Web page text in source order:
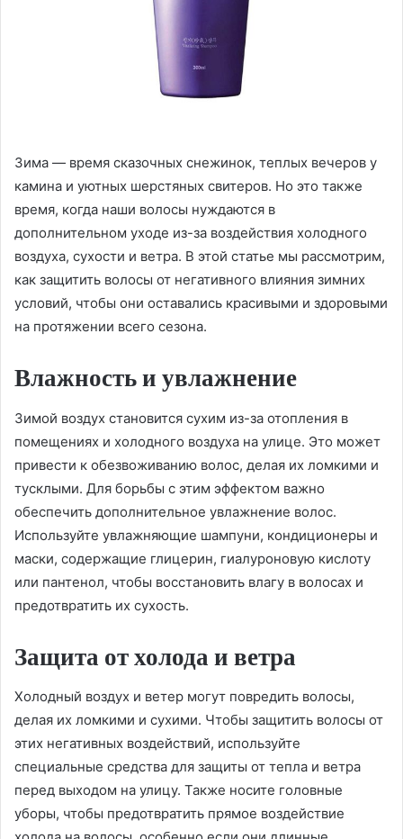
Зима — время сказочных снежинок, теплых вечеров у
камина и уютных шерстяных свитеров. Но это также
время, когда наши волосы нуждаются в
дополнительном уходе из-за воздействия холодного
воздуха, сухости и ветра. В этой статье мы рассмотрим,
как защитить волосы от негативного влияния зимних
условий, чтобы они оставались красивыми и здоровыми
на протяжении всего сезона.
Влажность и увлажнение
Зимой воздух становится сухим из-за отопления в
помещениях и холодного воздуха на улице. Это может
привести к обезвоживанию волос, делая их ломкими и
тусклыми. Для борьбы с этим эффектом важно
обеспечить дополнительное увлажнение волос.
Используйте увлажняющие шампуни, кондиционеры и
маски, содержащие глицерин, гиалуроновую кислоту
или пантенол, чтобы восстановить влагу в волосах и
предотвратить их сухость.
Защита от холода и ветра
Холодный воздух и ветер могут повредить волосы,
делая их ломкими и сухими. Чтобы защитить волосы от
этих негативных воздействий, используйте
специальные средства для защиты от тепла и ветра
перед выходом на улицу. Также носите головные
уборы, чтобы предотвратить прямое воздействие